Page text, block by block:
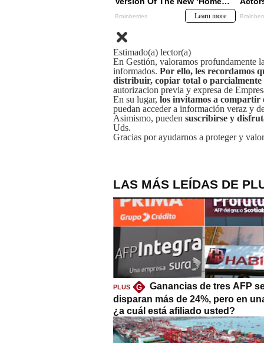
Estimado(a) lector(a)
En Gestión, valoramos profundamente
informados. Por ello, les recordamos
distribuir, copiar total o parcialmente
autorizacion previa y expresa de
En su lugar, los invitamos a compartir
puedan acceder a información veraz y
Asimismo, pueden suscribirse y
Uds.
Gracias por ayudarnos a proteger y
LAS MÁS LEÍDAS DE
PLUS G
Ganancias de tres AFP
disparan más de 24%, pero en
¿a cuál está afiliado usted?